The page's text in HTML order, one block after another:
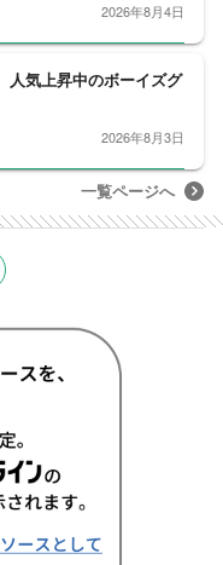
2026年8月4日
人気上昇中のボーイズグ
2026年8月3日
一覧ページへ